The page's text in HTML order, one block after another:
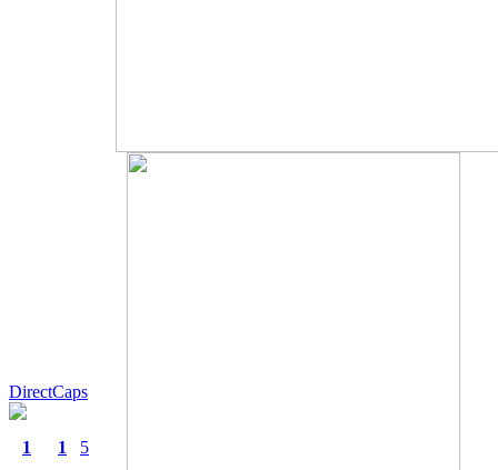
DirectCaps
1 1 5